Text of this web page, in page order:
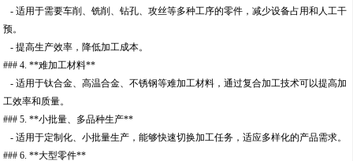
- 适用于需要车削、铣削、钻孔、攻丝等多种工序的零件，减少设备占用和人工干
预。
- 提高生产效率，降低加工成本。
### 4. **难加工材料**
- 适用于钛合金、高温合金、不锈钢等难加工材料，通过复合加工技术可以提高加
工效率和质量。
### 5. **小批量、多品种生产**
- 适用于定制化、小批量生产，能够快速切换加工任务，适应多样化的产品需求。
### 6. **大型零件**